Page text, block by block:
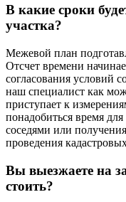
В какие сроки
участка?
Межевой план
Отсчет времени
согласования условий
наш специалист как
приступает к
понадобиться время
соседями или
проведения
Вы выезжаете на
стоить?